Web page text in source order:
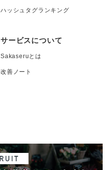
ハッシュタグランキング
サービスについて
Sakaseruとは
改善ノート